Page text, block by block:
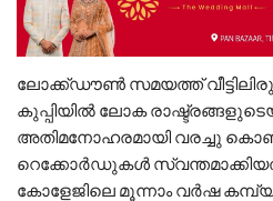
ലോക്ക്ഡൗൺ സമയത്ത്
കുപ്പിയിൽ ലോക
അതിമനോഹരമായി വരച്ചു
റെക്കോർഡുകൾ
കോളേജിലെ മൂന്നാം വർഷ